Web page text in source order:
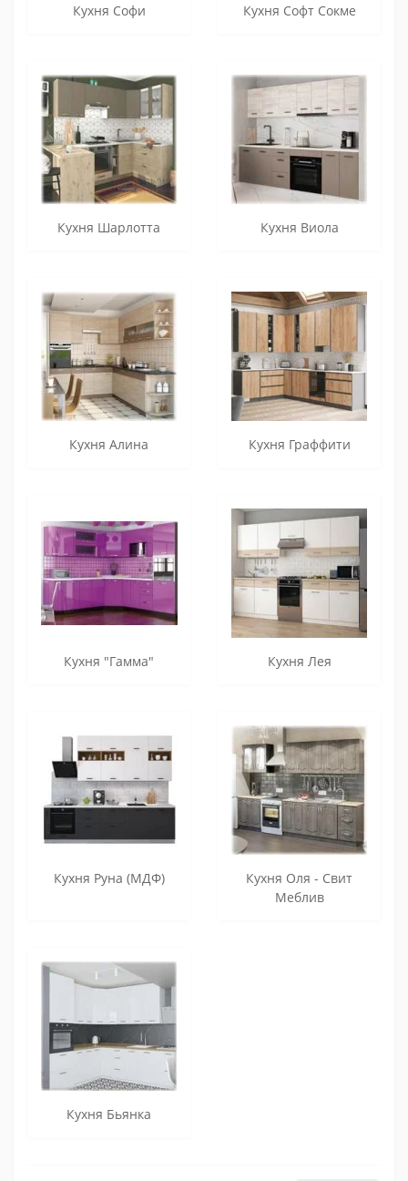
Кухня Софи Кухня Софт Сокме
Кухня Шарлотта Кухня Виола
Кухня Алина Кухня Граффити
Кухня "Гамма" Кухня Лея
Кухня Руна (МДФ)
Кухня Оля - Свит
Меблив
Кухня Бьянка